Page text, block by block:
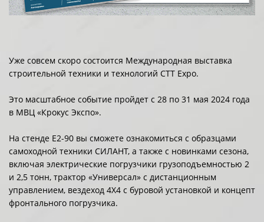
Уже совсем скоро состоится Международная выставка
строительной техники и технологий CTT Expo.
Это масштабное событие пройдет с 28 по 31 мая 2024 года
в МВЦ «Крокус Экспо».
На стенде E2-90 вы сможете ознакомиться с образцами
самоходной техники СИЛАНТ, а также с новинками сезона,
включая электрические погрузчики грузоподъемностью 2
и 2,5 тонн, трактор «Универсал» с дистанционным
управлением, вездеход 4Х4 с буровой установкой и концепт
фронтального погрузчика.